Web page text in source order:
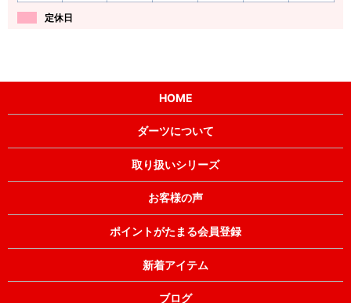
定休日
HOME
ダーツについて
取り扱いシリーズ
お客様の声
ポイントがたまる会員登録
新着アイテム
ブログ